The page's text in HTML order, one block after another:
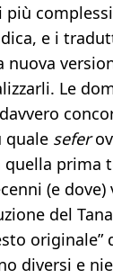
e i
nuova
Le
quale sefer
prima
(e dove)
del
originale”
diversi e